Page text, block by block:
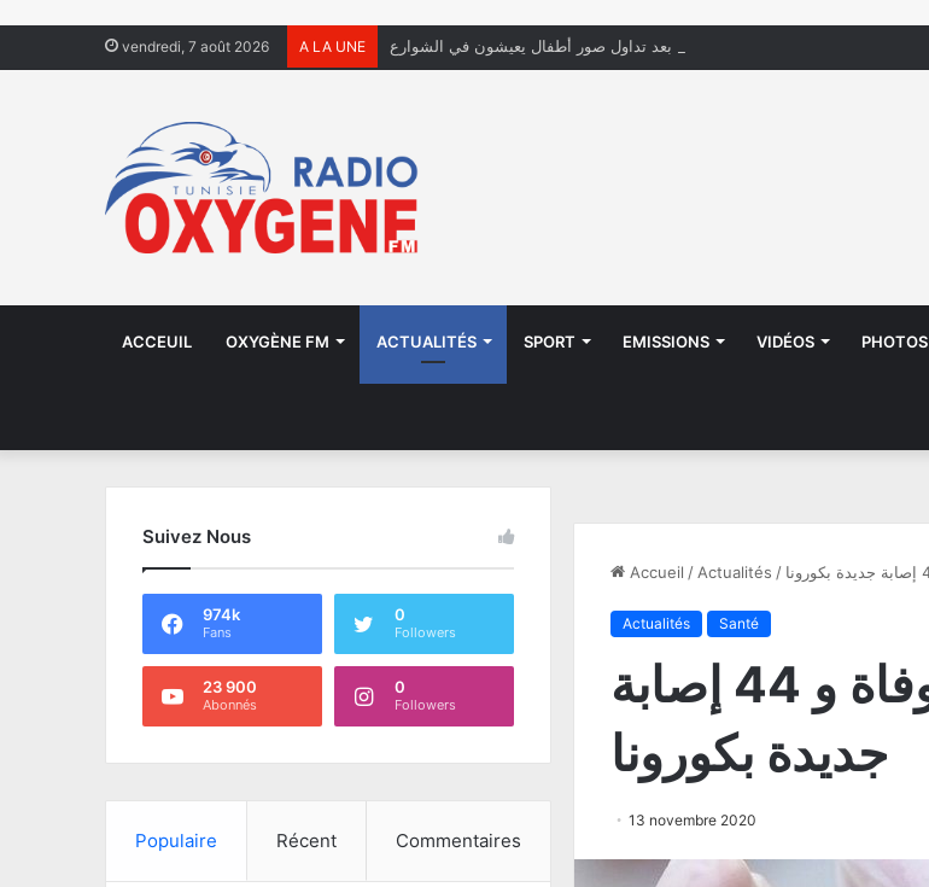
vendredi, 7 août 2026 A LA UNE منظّمة تدعو السلطات إلى التدخل بعد تداول صور أطفال يعيشون في الشوارع
ACCEUIL OXYGÈNE FM ACTUALITÉS SPORT EMISSIONS VIDÉOS PHOTOS
Accueil / Actualités /
Actualités Santé
مدنين : تسجيل حالة وفاة و 44 إصابة
جديدة بكورونا
13 novembre 2020
Suivez Nous
974k
Fans
0
Followers
23 900
Abonnés
0
Followers
Populaire Récent Commentaires